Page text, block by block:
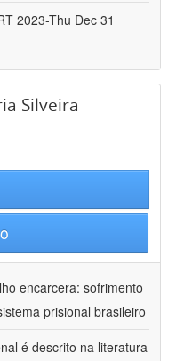
2023-Thu Dec 31
Silveira
encarcera: sofrimento
prisional brasileiro
é descrito na literatura